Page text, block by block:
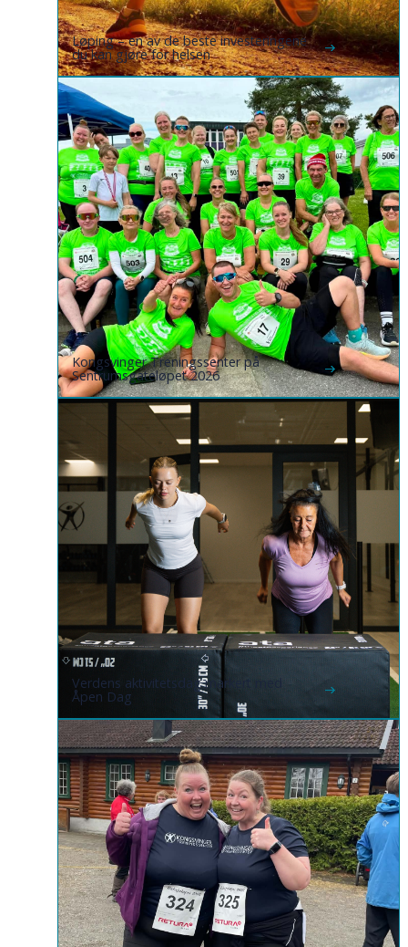
Løping – en av de beste investeringene
du kan gjøre for helsen
Kongsvinger Treningssenter på
Sentrumsgateløpet 2026
Verdens aktivitetsdag markert med
Åpen Dag